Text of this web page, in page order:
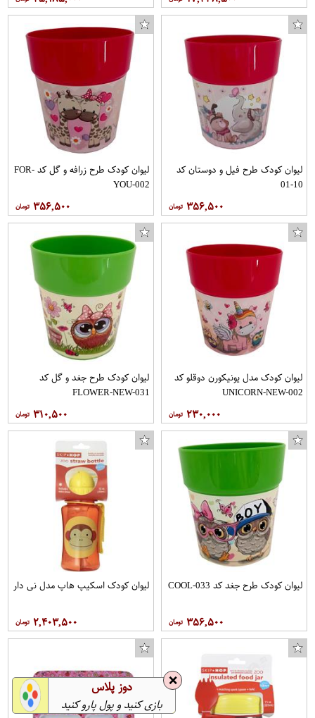
لیوان کودک طرح فیل و دوستان کد
10-01
۳۵۶,۵۰۰
لیوان کودک طرح زرافه و گل کد FOR-
YOU-002
۳۵۶,۵۰۰
لیوان کودک مدل یونیکورن دوقلو کد
UNICORN-NEW-002
۲۳۰,۰۰۰
لیوان کودک طرح جغد و گل کد
FLOWER-NEW-031
۳۱۰,۵۰۰
لیوان کودک طرح جغد کد COOL-033
۳۵۶,۵۰۰
لیوان کودک اسکیپ هاپ مدل نی دار
۲,۴۰۳,۵۰۰
❌ دوز پلاس
بازی کنید و پول پارو کنید